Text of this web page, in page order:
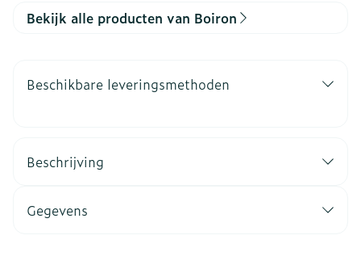
Bekijk alle producten van Boiron
Beschikbare leveringsmethoden
Beschrijving
Gegevens